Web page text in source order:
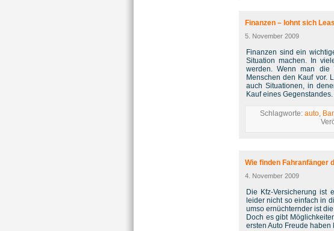
Finanzen – lohnt sich
5. November 2009
Finanzen sind ein
Situation machen. In
werden. Wenn man die
Menschen den Kauf vor.
auch Situationen, in
Kauf eines Gegenstandes.
Schlagworte: auto, Bar
Wie finden Fahranfänger
4. November 2009
Die Kfz-Versicherung ist
leider nicht so einfach in
umso ernüchternder ist
Doch es gibt
ersten Auto Freude haben